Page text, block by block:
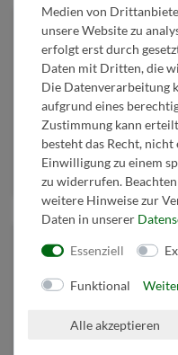
inkl.
Medien von
unsere Website zu
erfolgt erst durch
Daten mit Dritten, die
Die Datenverarbeitung
aufgrund eines
Zustimmung kann
besteht das Recht,
Einwilligung zu einem
zu widerrufen.
weitere Hinweise zur
Daten in unserer
Essenziell
Funktional
Alle akzeptieren